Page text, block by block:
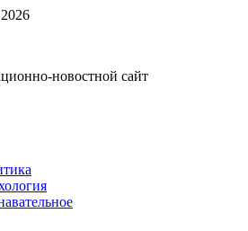
новостной сайт